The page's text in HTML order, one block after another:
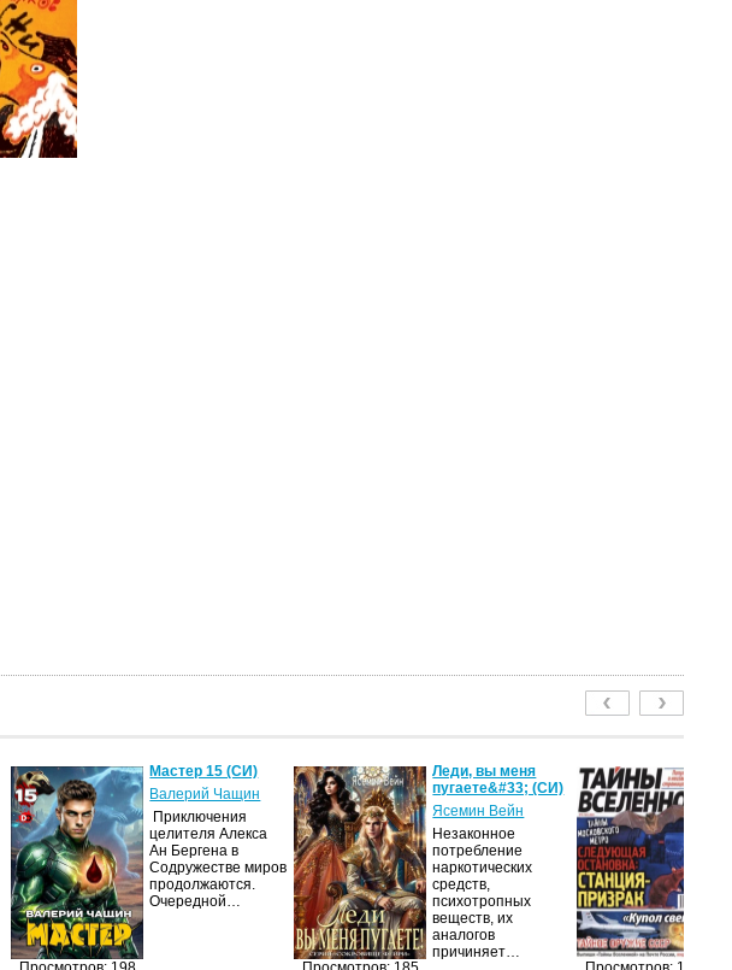
Мастер 15 (СИ)
Валерий Чащин
Приключения
целителя Алекса
Ан Бергена в
Содружестве миров
продолжаются.
Очередной…
Леди, вы меня
пугаете&#33; (СИ)
Ясемин Вейн
Незаконное
потребление
наркотических
средств,
психотропных
веществ, их
аналогов
причиняет…